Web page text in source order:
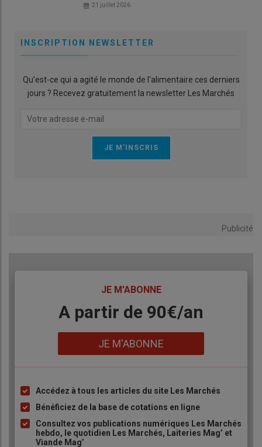
21 juillet 2026
INSCRIPTION NEWSLETTER
Qu’est-ce qui a agité le monde de l'alimentaire ces derniers
jours ? Recevez gratuitement la newsletter Les Marchés
Publicité
JE M'ABONNE
BodyA partir de 90€/an
JE M'ABONNE
Liste
à
puce
Accédez à tous les articles du site Les Marchés
Bénéficiez de la base de cotations en ligne
Consultez vos publications numériques Les Marchés
hebdo, le quotidien Les Marchés, Laiteries Mag’ et
Viande Mag’